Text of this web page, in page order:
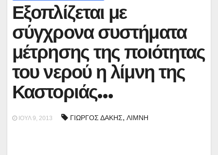
Εξοπλίζεται με
σύγχρονα συστήματα
μέτρησης της ποιότητας
του νερού η λίμνη της
Καστοριάς…
ΙΟΎΛ 9, 2013 ΓΙΩΡΓΟΣ ΔΑΚΗΣ, ΛΙΜΝΗ